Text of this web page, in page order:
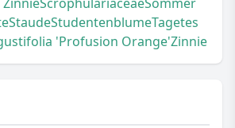
StaudeStudentenblumeTagetes
'Profusion Orange'Zinnie